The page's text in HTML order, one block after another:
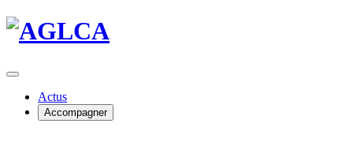
Actus
Accompagner